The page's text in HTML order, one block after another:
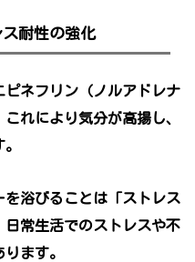
耐性の強化
ネフリン（ノルアドレナ
れにより気分が高揚し、
浴びることは「ストレス
常生活でのストレスや不
ます。